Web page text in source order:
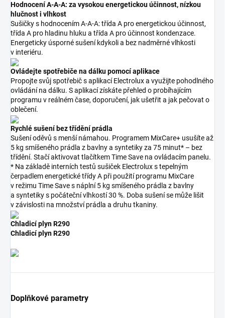
Hodnocení A-A-A: za vysokou energetickou účinnost, nízkou
hlučnost i vlhkost
Sušičky s hodnocením A-A-A: třída A pro energetickou účinnost,
třída A pro hladinu hluku a třída A pro účinnost kondenzace.
Energeticky úsporné sušení kdykoli a bez nadměrné vlhkosti
v interiéru.
Ovládejte spotřebiče na dálku pomocí aplikace
Propojte svůj spotřebič s aplikací Electrolux a využijte pohodlného
ovládání na dálku. S aplikací získáte přehled o probíhajícím
programu v reálném čase, doporučení, jak ušetřit a jak pečovat o
oblečení.
Rychlé sušení bez třídění prádla
Sušení oděvů s menší námahou. Programem MixCare+ usušíte až
5 kg smíšeného prádla z bavlny a syntetiky za 75 minut* – bez
třídění. Stačí aktivovat tlačítkem Time Save na ovládacím panelu.
* Na základě interních testů sušiček Electrolux s tepelným
čerpadlem energetické třídy A při použití programu MixCare
v režimu Time Save s náplní 5 kg smíšeného prádla z bavlny
a syntetiky s počáteční vlhkostí 30 %. Doba sušení se může lišit
v závislosti na množství prádla a druhu tkaniny.
Chladicí plyn R290
Chladicí plyn R290
Doplňkové parametry